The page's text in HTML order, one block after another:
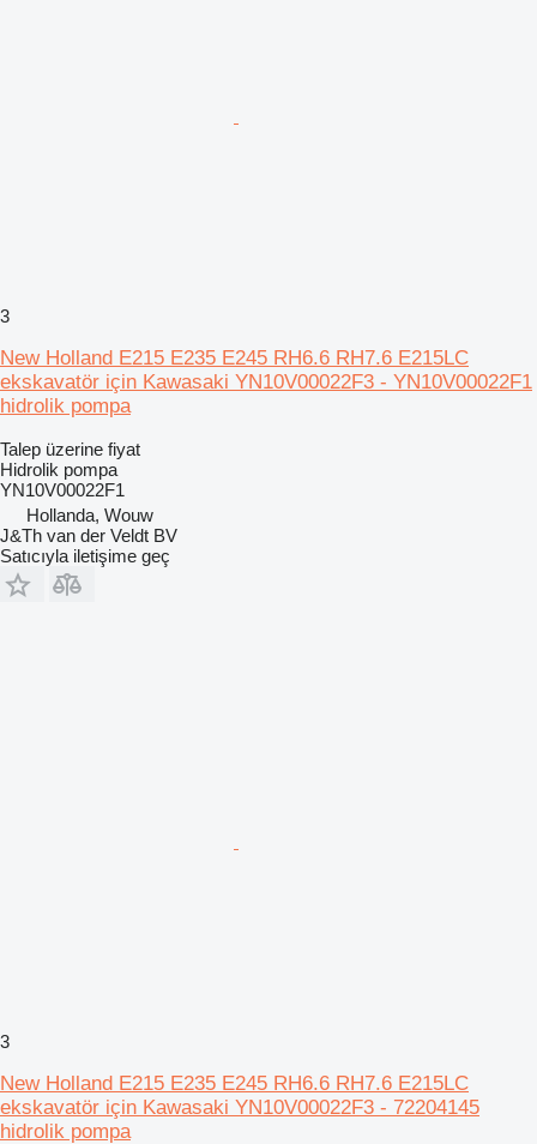
3
New Holland E215 E235 E245 RH6.6 RH7.6 E215LC
ekskavatör için Kawasaki YN10V00022F3 - YN10V00022F1
hidrolik pompa
Talep üzerine fiyat
Hidrolik pompa
YN10V00022F1
Hollanda, Wouw
J&Th van der Veldt BV
Satıcıyla iletişime geç
3
New Holland E215 E235 E245 RH6.6 RH7.6 E215LC
ekskavatör için Kawasaki YN10V00022F3 - 72204145
hidrolik pompa